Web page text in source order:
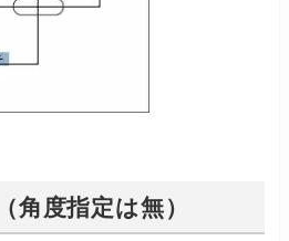
度指定は無）